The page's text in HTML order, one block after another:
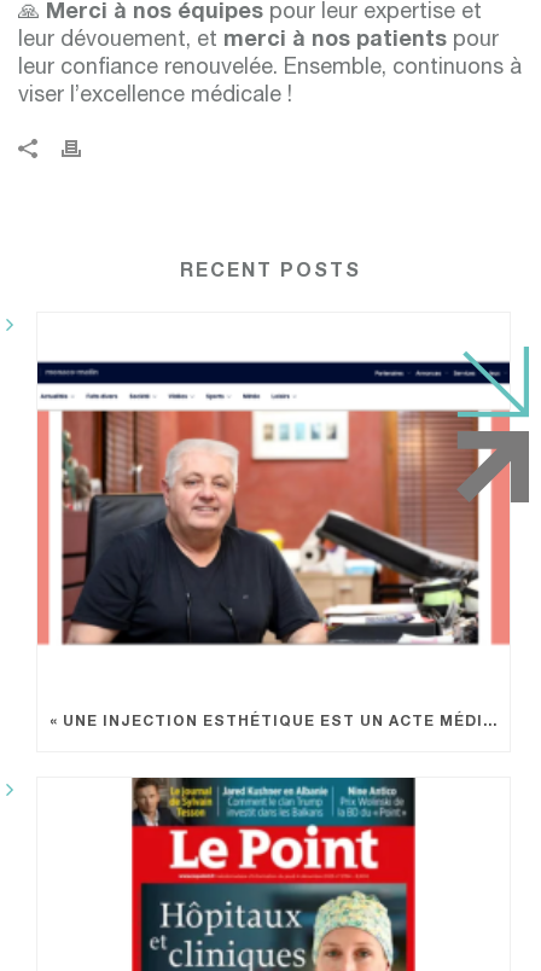
🙏 Merci à nos équipes pour leur expertise et
leur dévouement, et merci à nos patients pour
leur confiance renouvelée. Ensemble, continuons à
viser l’excellence médicale !
RECENT POSTS
« UNE INJECTION ESTHÉTIQUE EST UN ACTE MÉDICAL »